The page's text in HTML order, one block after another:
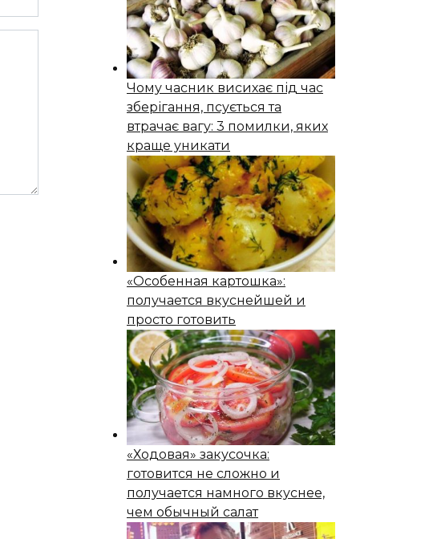
Чому часник висихає під час
зберігання, псується та
втрачає вагу: 3 помилки, яких
краще уникати
«Особенная картошка»:
получается вкуснейшей и
просто готовить
«Ходовая» закусочка:
готовится не сложно и
получается намного вкуснее,
чем обычный салат